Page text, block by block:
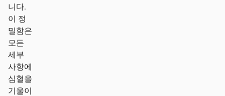
니다.
이 정
밀함은
모든
세부
사항에
심혈을
기울이